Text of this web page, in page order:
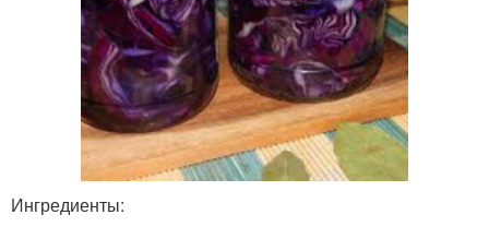
Ингредиенты: